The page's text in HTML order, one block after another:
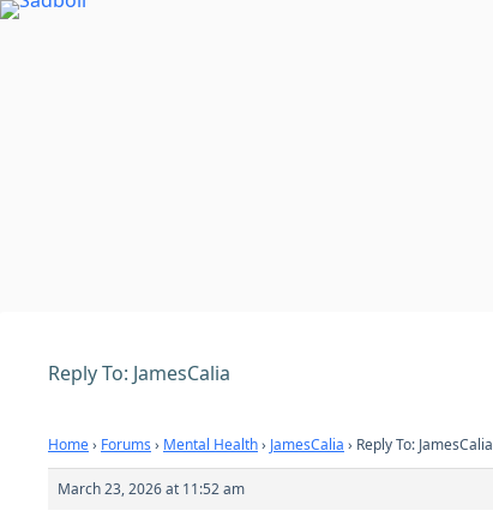
Skip
Reply To: JamesCalia
Home› Forums › Mental Health› JamesCalia › Reply To: JamesCalia
March 23, 2026 at 11:52 am